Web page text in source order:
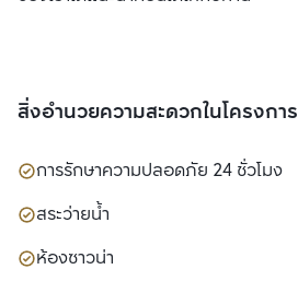
สิ่งอำนวยความสะดวกในโครงการ
การรักษาความปลอดภัย 24 ชั่วโมง
สระว่ายน้ำ
ห้องซาวน่า